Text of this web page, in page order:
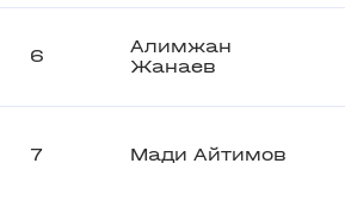
6
Алимжан
Жанаев
7 Мади Айтимов